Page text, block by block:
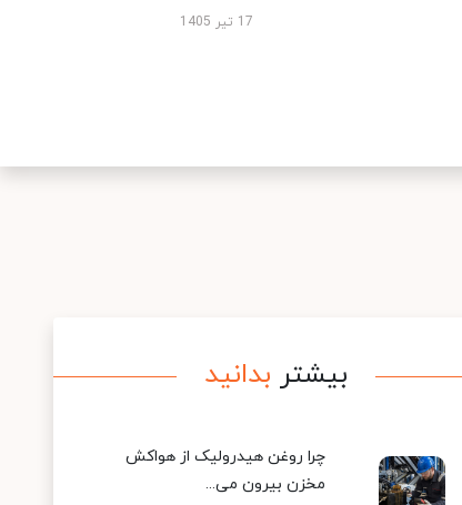
17 تیر 1405
بیشتر بدانید
چرا روغن هیدرولیک از هواکش
مخزن بیرون می...